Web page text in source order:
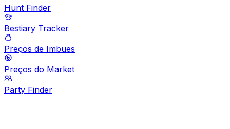
Hunt Finder
Bestiary Tracker
Preços de Imbues
Preços do Market
Party Finder